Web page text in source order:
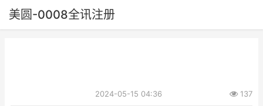
美圆-0008全讯注册
2024-05-15 04:36 137